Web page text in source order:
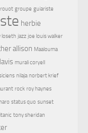
groupe guiariste
herbie
loseth jazz joe louis walker
allison Maalouma
murali coryell
nilaja norbert krief
rock roy haynes
status quo sunset
tony sheridan